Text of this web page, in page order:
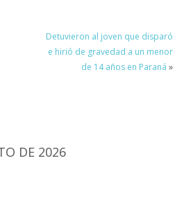
Detuvieron al joven que disparó
e hirió de gravedad a un menor
de 14 años en Paraná »
DE 2026